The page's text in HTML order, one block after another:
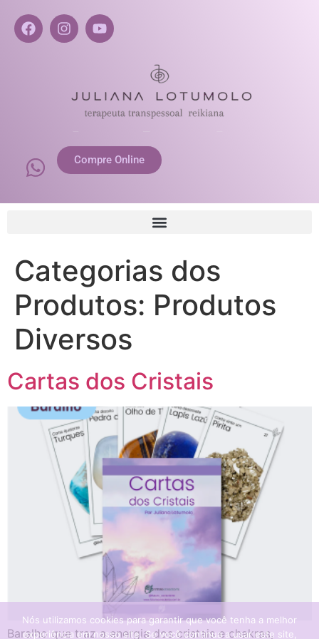
Compre Online
Categorias dos
Produtos: Produtos
Diversos
Cartas dos Cristais
Baralho que traz a energia dos cristais e chakras,
Nós utilizamos cookies para garantir que você tenha a melhor
experiência em nosso site. Se você continua a usar este site,